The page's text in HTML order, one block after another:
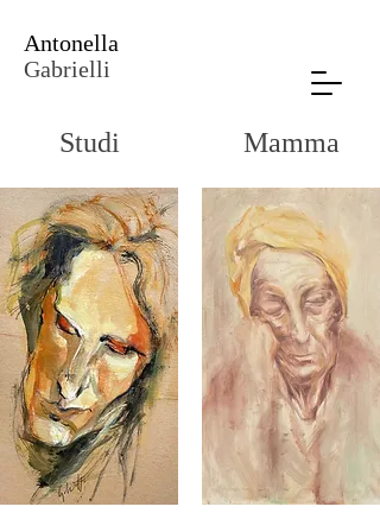
Antonella
Gabrielli
Studi Mamma